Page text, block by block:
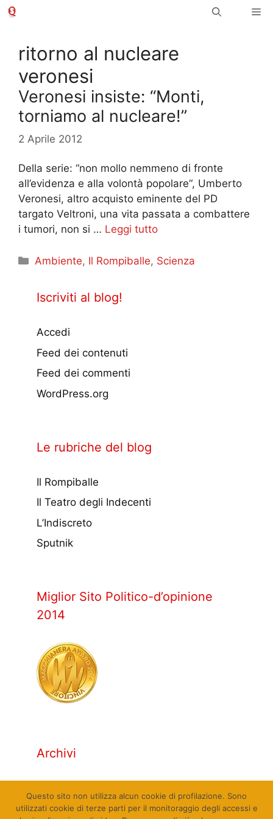
Vai
ritorno al nucleare
veronesi
Veronesi insiste: “Monti,
torniamo al nucleare!”
2 Aprile 2012
Della serie: “non mollo nemmeno di fronte
all’evidenza e alla volontà popolare“, Umberto
Veronesi, altro acquisto eminente del PD
targato Veltroni, una vita passata a combattere
i tumori, non si … Leggi tutto
Categorie
Ambiente, Il Rompiballe, Scienza
Iscriviti al blog!
Accedi
Feed dei contenuti
Feed dei commenti
WordPress.org
Le rubriche del blog
Il Rompiballe
Il Teatro degli Indecenti
L’Indiscreto
Sputnik
Miglior Sito Politico-d’opinione
2014
Archivi
Questo sito non utilizza alcun cookie di profilazione. Sono
utilizzati cookie di terze parti per il monitoraggio degli accessi e